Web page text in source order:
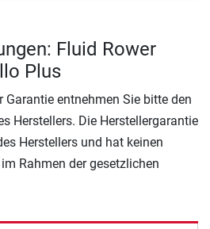
Fluid Rower
Plus
Garantie entnehmen Sie bitte den
Herstellers. Die Herstellergarantie
Herstellers und hat keinen
Rahmen der gesetzlichen